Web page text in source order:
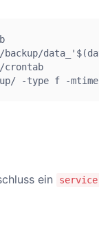
crontab
-type f -
ein